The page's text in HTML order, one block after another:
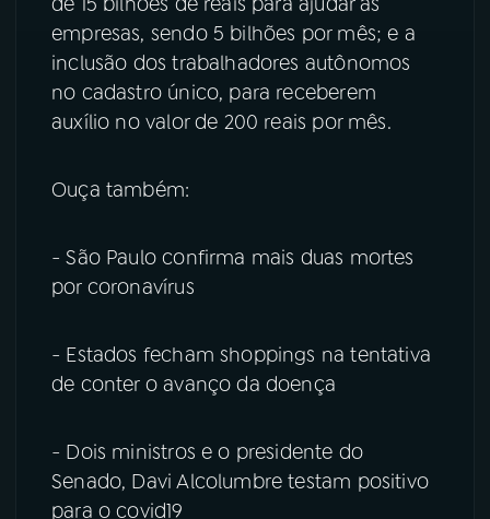
empresas, sendo 5 bilhões por mês; e a
inclusão dos trabalhadores autônomos
no cadastro único, para receberem
auxílio no valor de 200 reais por mês.
Ouça também:
- São Paulo confirma mais duas mortes
por coronavírus
- Estados fecham shoppings na tentativa
de conter o avanço da doença
- Dois ministros e o presidente do
Senado, Davi Alcolumbre testam positivo
para o covid19